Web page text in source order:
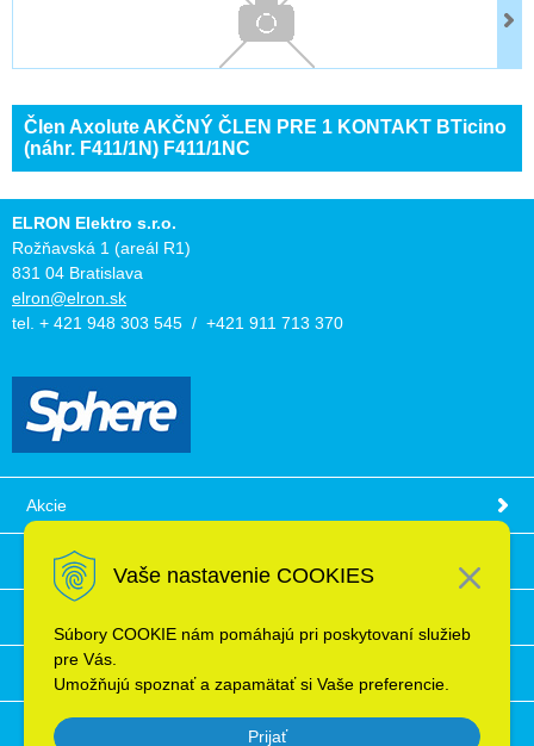
Vaše nastavenie COOKIES
Súbory COOKIE nám pomáhajú pri poskytovaní služieb
pre Vás.
Umožňujú spoznať a zapamätať si Vaše preferencie.
Prijať
Člen Axolute AKČNÝ ČLEN PRE 1 KONTAKT BTicino
(náhr. F411/1N) F411/1NC
ELRON Elektro s.r.o.
Rožňavská 1 (areál R1)
831 04 Bratislava
elron@elron.sk
tel. + 421 948 303 545 / +421 911 713 370
Akcie
Obchodné podmienky
Ochrana osobných údajov